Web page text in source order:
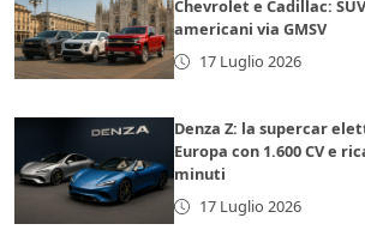
Chevrolet e Cadillac:
americani via GMSV
17 Luglio 2026
Denza Z: la supercar
Europa con 1.600 CV e
minuti
17 Luglio 2026